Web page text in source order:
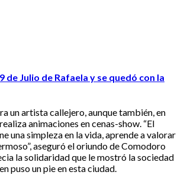
de Julio de Rafaela y se quedó con la
un artista callejero, aunque también, en
animaciones en cenas-show. “El
una simpleza en la vida, aprende a valorar
aseguró el oriundo de Comodoro
la solidaridad que le mostró la sociedad
puso un pie en esta ciudad.